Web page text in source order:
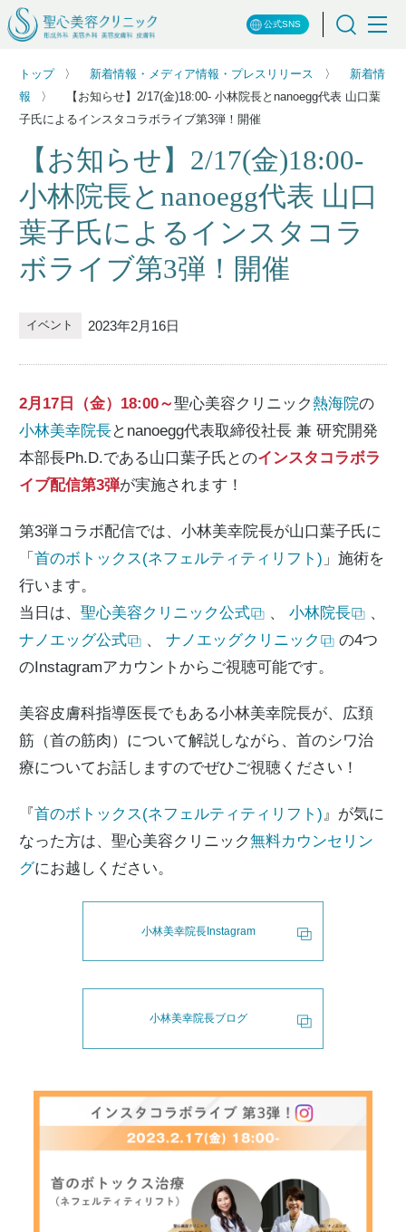
公式SNS
トップ 新着情報・メディア情報・プレスリリース
新着情
報
【お知らせ】2/17(金)18:00- 小林院長とnanoegg代表 山口葉
子氏によるインスタコラボライブ第3弾！開催
【お知らせ】2/17(金)18:00-
小林院長とnanoegg代表 山口
葉子氏によるインスタコラ
ボライブ第3弾！開催
イベント 2023年2月16日
2月17日（金）18:00～聖心美容クリニック熱海院の
小林美幸院長とnanoegg代表取締役社長 兼 研究開発
本部長Ph.D.である山口葉子氏とのインスタコラボラ
イブ配信第3弾が実施されます！
第3弾コラボ配信では、小林美幸院長が山口葉子氏に
「 首のボトックス(ネフェルティティリフト) 」施術を
行います。
当日は、 聖心美容クリニック公式 、 小林院長
、
ナノエッグ公式
、 ナノエッグクリニック
の4つ
のInstagramアカウントからご視聴可能です。
美容皮膚科指導医長でもある小林美幸院長が、広頚
筋（首の筋肉）について解説しながら、首のシワ治
療についてお話しますのでぜひご視聴ください！
『首のボトックス(ネフェルティティリフト)』が気に
なった方は、聖心美容クリニック無料カウンセリン
グにお越しください。
小林美幸院長Instagram
小林美幸院長ブログ